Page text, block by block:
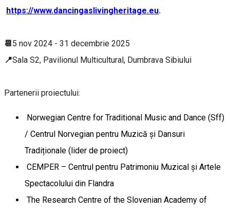
https://www.dancingaslivingheritage.eu.
📆5 nov 2024 - 31 decembrie 2025
📍Sala S2, Pavilionul Multicultural, Dumbrava Sibiului
Partenerii proiectului:
Norwegian Centre for Traditional Music and Dance (Sff)
/ Centrul Norvegian pentru Muzică și Dansuri
Tradiționale (lider de proiect)
CEMPER – Centrul pentru Patrimoniu Muzical și Artele
Spectacolului din Flandra
The Research Centre of the Slovenian Academy of